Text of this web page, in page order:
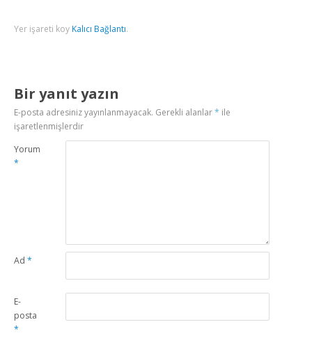
Yer işareti koy Kalıcı Bağlantı.
Bir yanıt yazın
E-posta adresiniz yayınlanmayacak. Gerekli alanlar* ile
işaretlenmişlerdir
Yorum
*
Ad*
E-
posta
*